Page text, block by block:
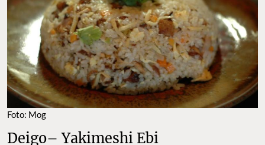
Foto: Mog
Deigo– Yakimeshi Ebi